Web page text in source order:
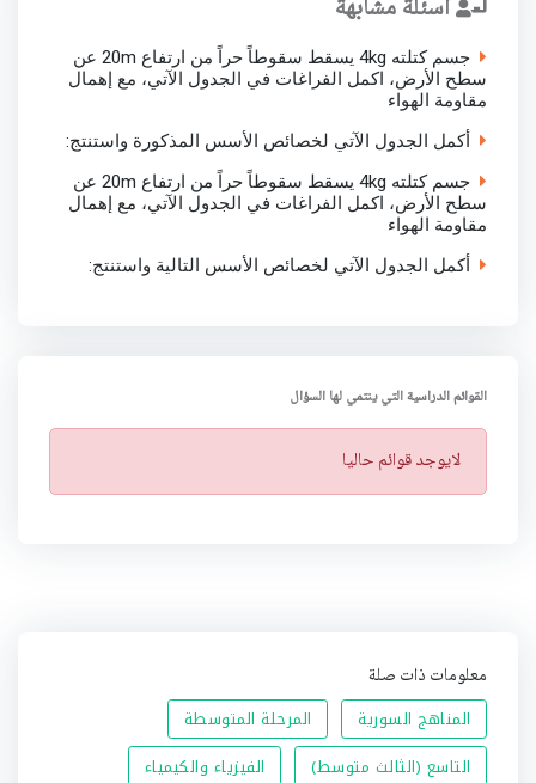
أسئلة مشابهة
جسم كتلته 4kg يسقط سقوطاً حراً من ارتفاع 20m عن
سطح الأرض، اكمل الفراغات في الجدول الآتي، مع إهمال
مقاومة الهواء
أكمل الجدول الآتي لخصائص الأسس المذكورة واستنتج:
جسم كتلته 4kg يسقط سقوطاً حراً من ارتفاع 20m عن
سطح الأرض، اكمل الفراغات في الجدول الآتي، مع إهمال
مقاومة الهواء
أكمل الجدول الآتي لخصائص الأسس التالية واستنتج:
القوائم الدراسية التي ينتمي لها السؤال
ت
ن
لايوجد قوائم حاليا
معلومات ذات صلة
المناهج السورية
المرحلة المتوسطة
التاسع (الثالث متوسط)
الفيزياء والكيمياء